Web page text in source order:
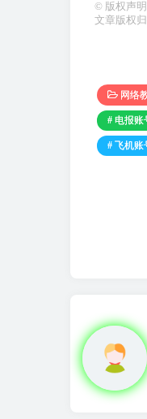
© 版权声明
文章版权
网络
# 电报账
# 飞机账